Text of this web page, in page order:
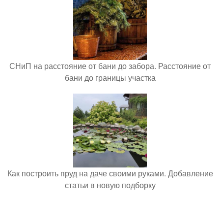
СНиП на расстояние от бани до забора. Расстояние от
бани до границы участка
Как построить пруд на даче своими руками. Добавление
статьи в новую подборку